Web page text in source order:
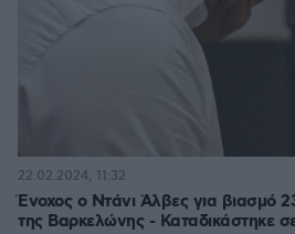
Ένοχος ο Ντάνι Άλβες για βιασμό
της Βαρκελώνης - Καταδικάστηκε
22.02.2024, 11:32